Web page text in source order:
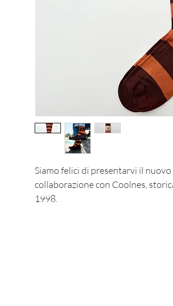
Siamo felici di presentarvi il
collaborazione con Coolnes,
1998.